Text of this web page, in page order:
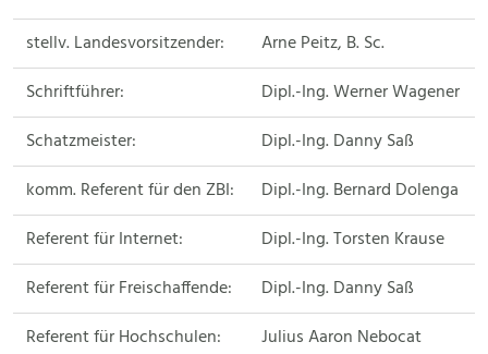
stellv. Landesvorsitzender:
Arne Peitz, B. Sc.
Schriftführer:
Dipl.-Ing. Werner Wagener
Schatzmeister:
Dipl.-Ing. Danny Saß
komm. Referent für den ZBI:
Dipl.-Ing. Bernard Dolenga
Referent für Internet:
Dipl.-Ing. Torsten Krause
Referent für Freischaffende:
Dipl.-Ing. Danny Saß
Referent für Hochschulen:
Julius Aaron Nebocat